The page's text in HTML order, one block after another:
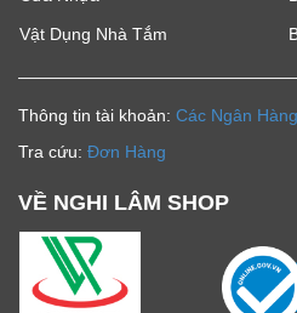
Vật Dụng Nhà Tắm
Thông tin tài khoản: Các Ngân Hàng
Tra cứu: Đơn Hàng
VỀ NGHI LÂM SHOP